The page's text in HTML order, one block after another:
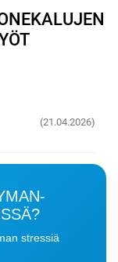
(21.04.2026)
stressiä